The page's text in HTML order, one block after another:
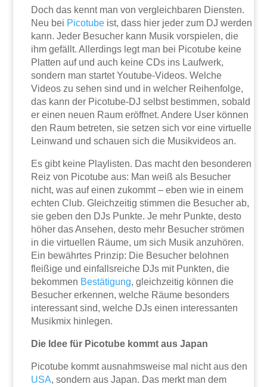
Doch das kennt man von vergleichbaren Diensten.
Neu bei Picotube ist, dass hier jeder zum DJ werden
kann. Jeder Besucher kann Musik vorspielen, die
ihm gefällt. Allerdings legt man bei Picotube keine
Platten auf und auch keine CDs ins Laufwerk,
sondern man startet Youtube-Videos. Welche
Videos zu sehen sind und in welcher Reihenfolge,
das kann der Picotube-DJ selbst bestimmen, sobald
er einen neuen Raum eröffnet. Andere User können
den Raum betreten, sie setzen sich vor eine virtuelle
Leinwand und schauen sich die Musikvideos an.
Es gibt keine Playlisten. Das macht den besonderen
Reiz von Picotube aus: Man weiß als Besucher
nicht, was auf einen zukommt – eben wie in einem
echten Club. Gleichzeitig stimmen die Besucher ab,
sie geben den DJs Punkte. Je mehr Punkte, desto
höher das Ansehen, desto mehr Besucher strömen
in die virtuellen Räume, um sich Musik anzuhören.
Ein bewährtes Prinzip: Die Besucher belohnen
fleißige und einfallsreiche DJs mit Punkten, die
bekommen Bestätigung, gleichzeitig können die
Besucher erkennen, welche Räume besonders
interessant sind, welche DJs einen interessanten
Musikmix hinlegen.
Die Idee für Picotube kommt aus Japan
Picotube kommt ausnahmsweise mal nicht aus den
USA, sondern aus Japan. Das merkt man dem